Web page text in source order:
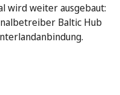
wird weiter ausgebaut:
Baltic Hub